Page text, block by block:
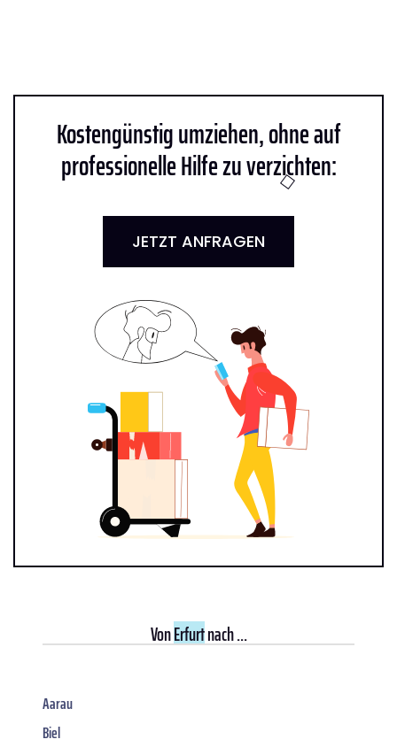
Kostengünstig umziehen, ohne auf
professionelle Hilfe zu verzichten:
JETZT ANFRAGEN
VonErfurtnach ...
Aarau
Biel